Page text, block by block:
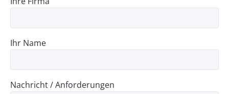
Ihr Name
Nachricht / Anforderungen